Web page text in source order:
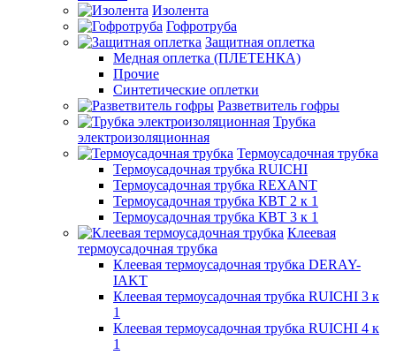
Изолента
Гофротруба
Защитная оплетка
Медная оплетка (ПЛЕТЕНКА)
Прочие
Синтетические оплетки
Разветвитель гофры
Трубка
электроизоляционная
Термоусадочная трубка
Термоусадочная трубка RUICHI
Термоусадочная трубка REXANT
Термоусадочная трубка КВТ 2 к 1
Термоусадочная трубка КВТ 3 к 1
Клеевая
термоусадочная трубка
Клеевая термоусадочная трубка DERAY-
IAKT
Клеевая термоусадочная трубка RUICHI 3 к
1
Клеевая термоусадочная трубка RUICHI 4 к
1